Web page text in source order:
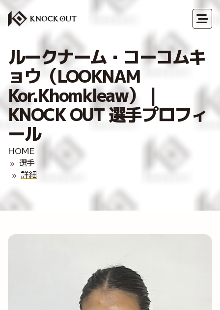
ルークナーム・コーコムキ
ョウ（LOOKNAM
Kor.Khomkleaw）｜
KNOCK OUT 選手プロフィ
ール
HOME
選手
詳細